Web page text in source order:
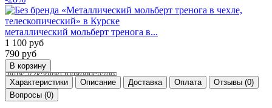
металлический мольберт тренога в...
1 100 руб
790 руб
Характеристики Описание Доставка Оплата
Отзывы (0)
Вопросы (0)